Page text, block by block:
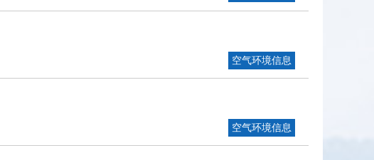
空气环境信息
空气环境信息